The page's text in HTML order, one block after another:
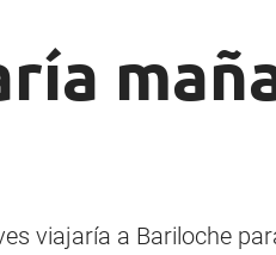
viajaría a Bariloche